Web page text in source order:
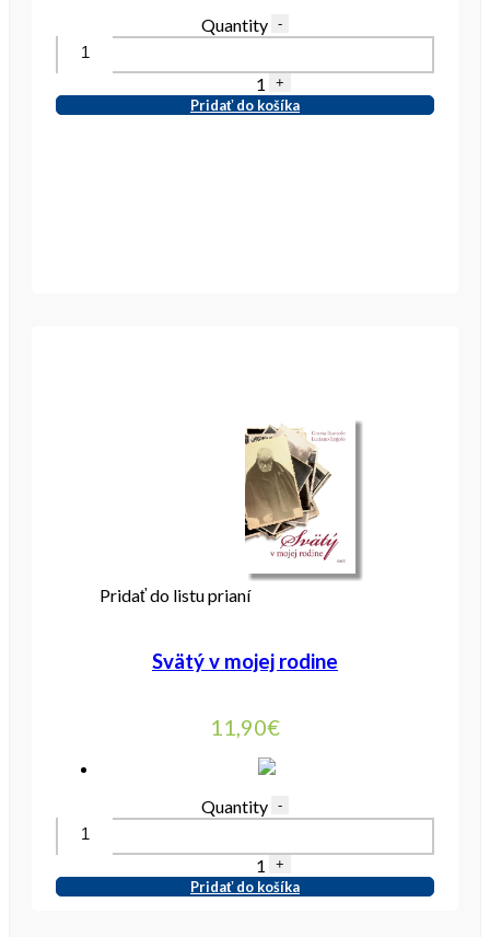
Quantity -
1 +
Pridať do košíka
Pridať do listu prianí
Svätý v mojej rodine
11,90€
Quantity -
1 +
Pridať do košíka